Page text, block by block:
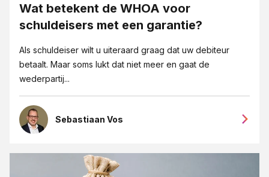
Wat betekent de WHOA voor
schuldeisers met een garantie?
Als schuldeiser wilt u uiteraard graag dat uw debiteur
betaalt. Maar soms lukt dat niet meer en gaat de
wederpartij...
Sebastiaan Vos